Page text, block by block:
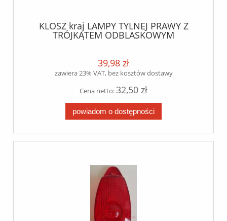
KLOSZ kraj LAMPY TYLNEJ PRAWY Z
TRÓJKĄTEM ODBLASKOWYM
39,98 zł
zawiera 23% VAT, bez kosztów dostawy
Cena netto:32,50 zł
powiadom o dostępności